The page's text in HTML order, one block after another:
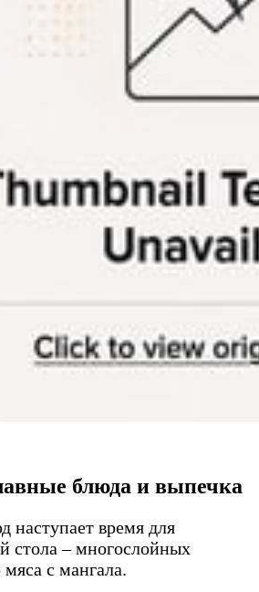
блюда и выпечка
наступает время для
стола – многослойных
с мангала.